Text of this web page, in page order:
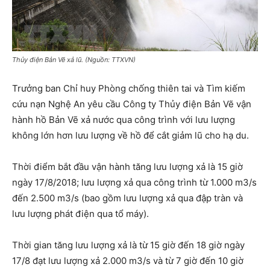
Thủy điện Bản Vẽ xả lũ. (Nguồn: TTXVN)
Trưởng ban Chỉ huy Phòng chống thiên tai và Tìm kiếm
cứu nạn Nghệ An yêu cầu Công ty Thủy điện Bản Vẽ vận
hành hồ Bản Vẽ xả nước qua công trình với lưu lượng
không lớn hơn lưu lượng về hồ để cắt giảm lũ cho hạ du.
Thời điểm bắt đầu vận hành tăng lưu lượng xả là 15 giờ
ngày 17/8/2018; lưu lượng xả qua công trình từ 1.000 m3/s
đến 2.500 m3/s (bao gồm lưu lượng xả qua đập tràn và
lưu lượng phát điện qua tổ máy).
Thời gian tăng lưu lượng xả là từ 15 giờ đến 18 giờ ngày
17/8 đạt lưu lượng xả 2.000 m3/s và từ 7 giờ đến 10 giờ